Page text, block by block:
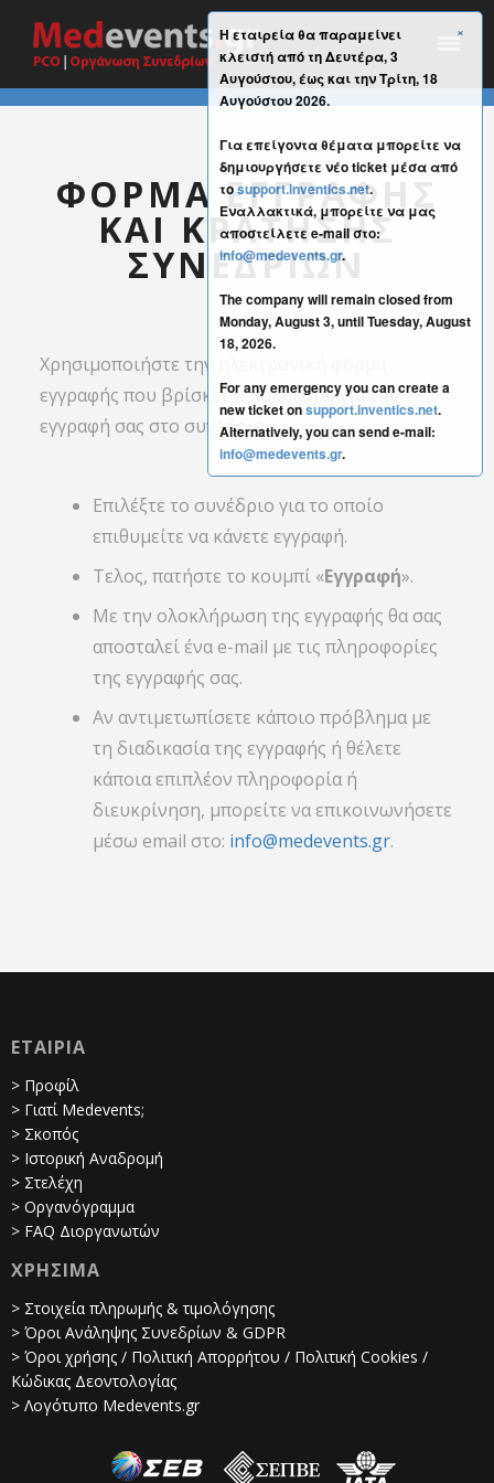
ΦΟΡΜΑ ΕΓΓΡΑΦΗΣ
ΚΑΙ ΚΡΑΤΗΣΗΣ
ΣΥΝΕΔΡΙΩΝ
Χρησιμοποιήστε την ηλεκτρονική φόρμα
εγγραφής που βρίσκεται παρακάτω για την
εγγραφή σας στο συνέδριο.
Επιλέξτε το συνέδριο για το οποίο
επιθυμείτε να κάνετε εγγραφή.
Τελος, πατήστε το κουμπί «Εγγραφή».
Με την ολοκλήρωση της εγγραφής θα σας
αποσταλεί ένα e-mail με τις πληροφορίες
της εγγραφής σας.
Αν αντιμετωπίσετε κάποιο πρόβλημα με
τη διαδικασία της εγγραφής ή θέλετε
κάποια επιπλέον πληροφορία ή
διευκρίνηση, μπορείτε να επικοινωνήσετε
μέσω email στο: info@medevents.gr.
ΕΤΑΙΡΙΑ
> Προφίλ
> Γιατί Medevents;
> Σκοπός
> Ιστορική Αναδρομή
> Στελέχη
> Οργανόγραμμα
> FAQ Διοργανωτών
ΧΡΗΣΙΜΑ
> Στοιχεία πληρωμής & τιμολόγησης
> Όροι Ανάληψης Συνεδρίων & GDPR
> Όροι χρήσης / Πολιτική Απορρήτου / Πολιτική Cookies /
Κώδικας Δεοντολογίας
> Λογότυπο Medevents.gr
×
Η εταιρεία θα παραμείνει
κλειστή από τη Δευτέρα, 3
Αυγούστου, έως και την Τρίτη, 18
Αυγούστου 2026.
Για επείγοντα θέματα μπορείτε να
δημιουργήσετε νέο ticket μέσα από
τοsupport.inventics.net.
Εναλλακτικά, μπορείτε να μας
αποστείλετε e-mail στο:
info@medevents.gr.
The company will remain closed from
Monday, August 3, until Tuesday, August
18, 2026.
For any emergency you can create a
new ticket onsupport.inventics.net.
Alternatively, you can send e-mail:
info@medevents.gr.